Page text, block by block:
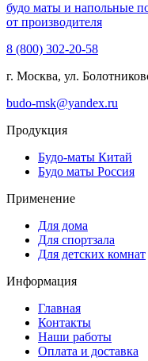
будо маты и напольные
от производителя
8 (800) 302-20-58
г. Москва, ул.
budo-msk@yandex.ru
Продукция
Будо-маты Китай
Будо маты Россия
Применение
Для дома
Для спортзала
Для детских комнат
Информация
Главная
Контакты
Наши работы
Оплата и доставка